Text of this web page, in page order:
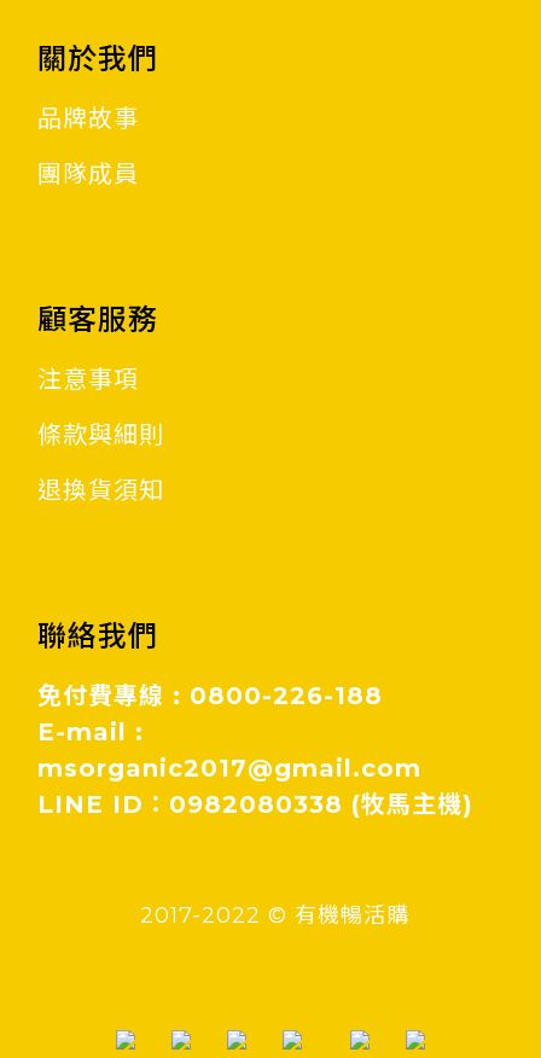
關於我們
品牌故事
團隊成員
顧客服務
注意事項
條款與細則
退換貨須知
聯絡我們
免付費專線 : 0800-226-188
E-mail :
msorganic2017@gmail.com
LINE ID：0982080338 (牧馬主機)
2017-2022 © 有機暢活購